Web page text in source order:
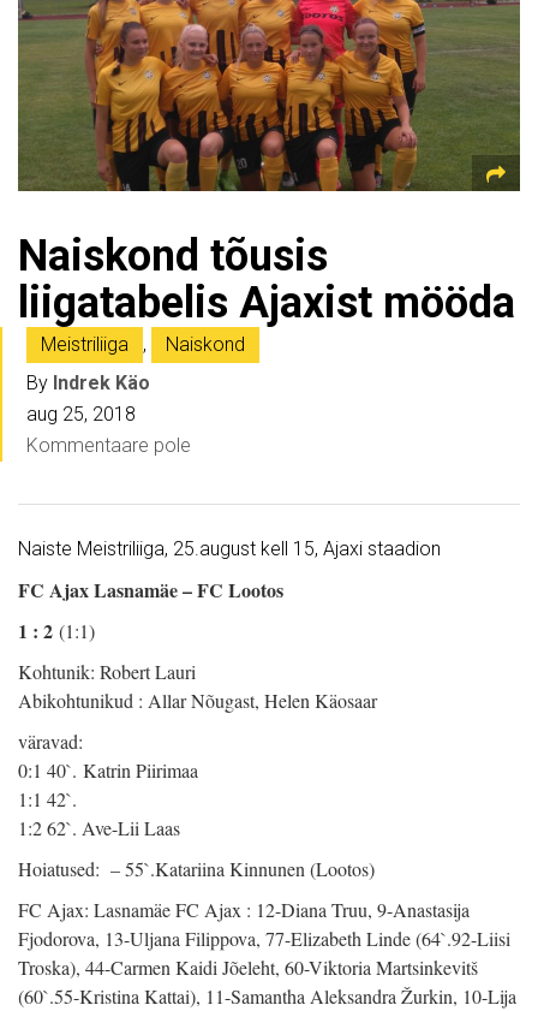
Naiskond tõusis
liigatabelis Ajaxist mööda
Meistriliiga ,
Naiskond
By Indrek Käo
aug 25, 2018
Kommentaare pole
Naiste Meistriliiga, 25.august kell 15, Ajaxi staadion
FC Ajax Lasnamäe – FC Lootos
1 : 2 (1:1)
Kohtunik: Robert Lauri
Abikohtunikud : Allar Nõugast, Helen Käosaar
väravad:
0:1 40`. Katrin Piirimaa
1:1 42`.
1:2 62`. Ave-Lii Laas
Hoiatused: – 55`.Katariina Kinnunen (Lootos)
FC Ajax: Lasnamäe FC Ajax : 12-Diana Truu, 9-Anastasija
Fjodorova, 13-Uljana Filippova, 77-Elizabeth Linde (64`.92-Liisi
Troska), 44-Carmen Kaidi Jõeleht, 60-Viktoria Martsinkevitš
(60`.55-Kristina Kattai), 11-Samantha Aleksandra Žurkin, 10-Lija